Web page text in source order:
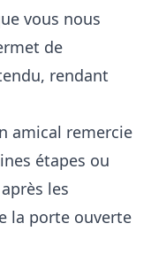
vous nous
de
rendant
amical remercie
étapes ou
les
la porte ouverte